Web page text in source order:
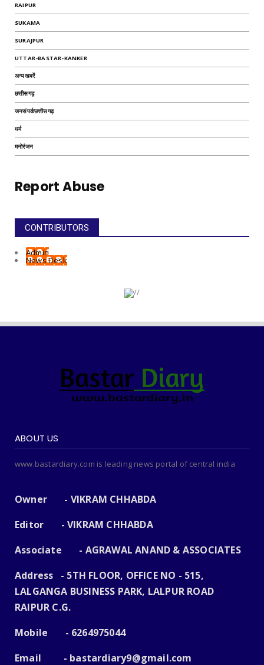
RAIPUR
SUKAMA
SURAJPUR
UTTAR-BASTAR-KANKER
अन्यखबरें
छत्तीसगढ़
जनसंपर्कछत्तीसगढ़
धर्म
मनोरंजन
Report Abuse
CONTRIBUTORS
Admin
News Desk
ABOUT US
www.bastardiary.com is leading news portal of central india
Owner - VIKRAM CHHABDA
Editor - VIKRAM CHHABDA
Associate - AGRAWAL ANAND & ASSOCIATES
Address - 5TH FLOOR, OFFICE NO - 515,
LALGANGA BUSINESS PARK, LALPUR ROAD
RAIPUR C.G.
Mobile - 6264975044
Email - bastardiary9@gmail.com